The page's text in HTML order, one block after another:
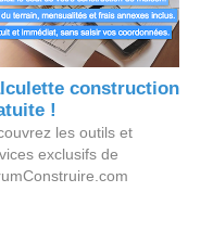
construction
!
les outils et
exclusifs de